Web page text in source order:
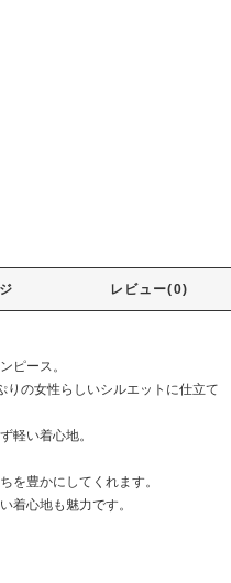
レビュー(0)
ピース。
の女性らしいシルエットに仕立て
軽い着心地。
を豊かにしてくれます。
着心地も魅力です。